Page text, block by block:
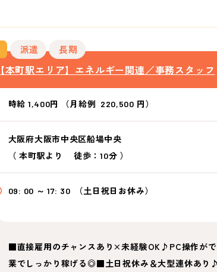
派遣 長期
【本町駅エリア】エネルギー関連／事務スタッフ
時給 1,400円 （月給例 220,500 円）
大阪府大阪市中央区船場中央
（本町駅より徒歩：10分 ）
09: 00 ～ 17: 30 （土日祝日お休み）
■直接雇用のチャンスあり×未経験OK♪PC操作が
業でしっかり稼げる◎■土日祝休み＆大型連休あり